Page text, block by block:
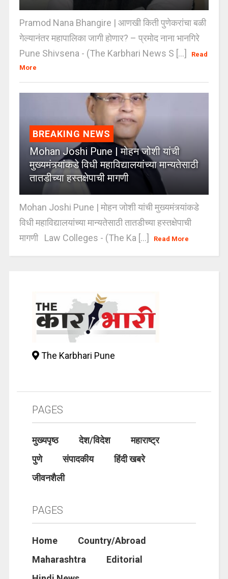
Pramod Nana Bhangire | आणखी किती पुणेकरांचा बळी
गेल्यानंतर महापालिका जागी होणार? – प्रमोद नाना भानगिरे
Pune Shivsena - (The Karbhari News S [...]
Read
More
BREAKING NEWS
Mohan Joshi Pune | मोहन जोशी यांची
मुख्यमंत्र्यांकडे विधी महाविद्यालयांच्या मान्यतेसाठी
तातडीच्या हस्तक्षेपाची मागणी
Mohan Joshi Pune | मोहन जोशी यांची मुख्यमंत्र्यांकडे
विधी महाविद्यालयांच्या मान्यतेसाठी तातडीच्या हस्तक्षेपाची
मागणी Law Colleges - (The Ka [...]
Read More
The Karbhari Pune
PAGES
मुख्यपृष्ठ देश/विदेश
महाराष्ट्र
पुणे
संपादकीय
हिंदी खबरे
जीवनशैली
PAGES
Home
Country/Abroad
Maharashtra
Editorial